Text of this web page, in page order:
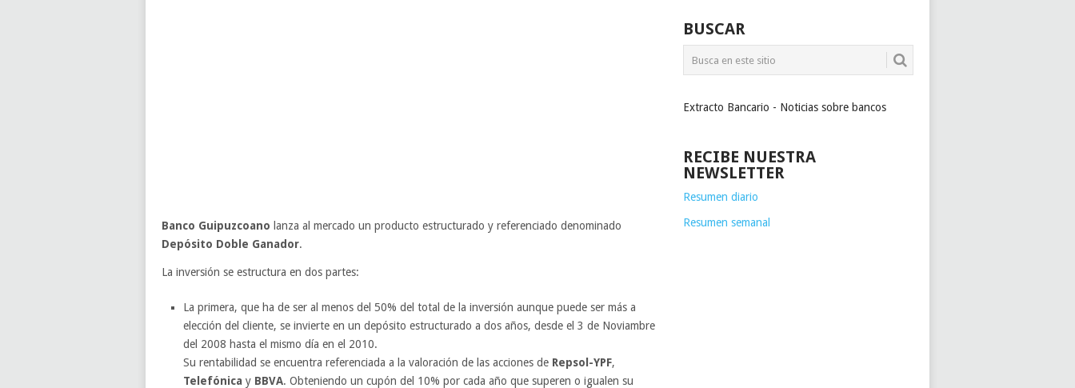
Banco Guipuzcoano lanza al mercado un producto estructurado y referenciado denominado
Depósito Doble Ganador.
La inversión se estructura en dos partes:
La primera, que ha de ser al menos del 50% del total de la inversión aunque puede ser más a
elección del cliente, se invierte en un depósito estructurado a dos años, desde el 3 de Noviambre
del 2008 hasta el mismo día en el 2010.
Su rentabilidad se encuentra referenciada a la valoración de las acciones de Repsol-YPF,
Telefónica y BBVA. Obteniendo un cupón del 10% por cada año que superen o igualen su
BUSCAR
Extracto Bancario - Noticias sobre bancos
RECIBE NUESTRA
NEWSLETTER
Resumen diario
Resumen semanal